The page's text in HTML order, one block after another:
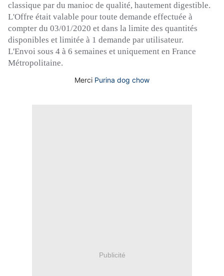
classique par du manioc de qualité, hautement digestible.
L'Offre était valable pour toute demande effectuée à
compter du 03/01/2020 et dans la limite des quantités
disponibles et limitée à 1 demande par utilisateur.
L'Envoi sous 4 à 6 semaines et uniquement en France
Métropolitaine.
Merci Purina dog chow
Publicité